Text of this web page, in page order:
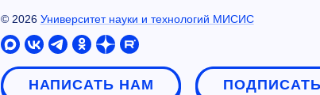
© 2026 Университет науки и технологий МИСИС
НАПИСАТЬ НАМ